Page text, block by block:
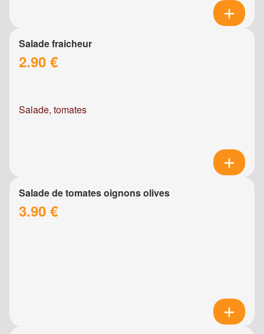
Salade fraicheur
2.90 €
Salade, tomates
Salade de tomates oignons olives
3.90 €